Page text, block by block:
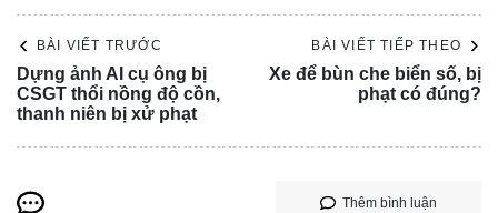
BÀI VIẾT TRƯỚC
Dựng ảnh AI cụ ông bị
CSGT thổi nồng độ cồn,
thanh niên bị xử phạt
BÀI VIẾT TIẾP THEO
Xe để bùn che biển số, bị
phạt có đúng?
Thêm bình luận